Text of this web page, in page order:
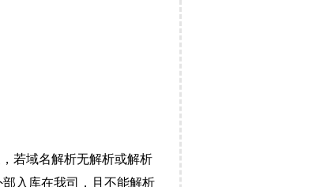
若域名解析无解析或解析
入库在我司，且不能解析